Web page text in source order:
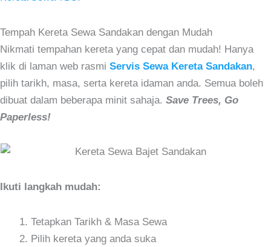
Tempah Kereta Sewa Sandakan dengan Mudah
Nikmati tempahan kereta yang cepat dan mudah! Hanya
klik di laman web rasmi Servis Sewa Kereta Sandakan,
pilih tarikh, masa, serta kereta idaman anda. Semua boleh
dibuat dalam beberapa minit sahaja. Save Trees, Go
Paperless!
Ikuti langkah mudah:
Tetapkan Tarikh & Masa Sewa
Pilih kereta yang anda suka